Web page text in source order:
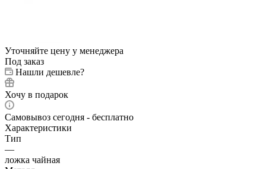
Уточняйте цену у менеджера
Под заказ
Нашли дешевле?
Хочу в подарок
Самовывоз сегодня - бесплатно
Характеристики
Тип
—
ложка чайная